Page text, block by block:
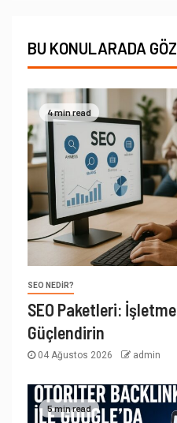
BU KONULARADA
4 min read
SEO NEDIR?
SEO Paketleri:
Güçlendirin
04 Ağustos 2026 admin
5 min read